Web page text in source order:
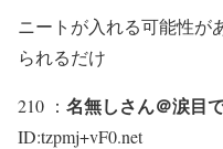
ニートが入れる可能性が
られるだけ
210 ： 名無しさん＠涙目で
ID:tzpmj+vF0.net